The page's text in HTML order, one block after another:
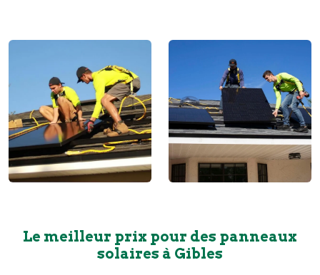
Le meilleur prix pour des panneaux
solaires à Gibles